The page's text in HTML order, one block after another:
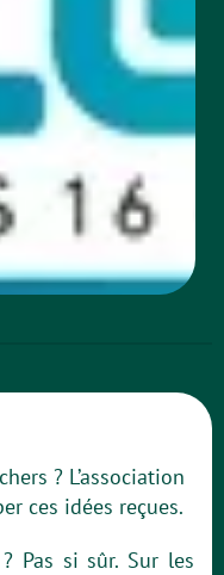
? L’association
ces idées reçues.
Pas si sûr. Sur les